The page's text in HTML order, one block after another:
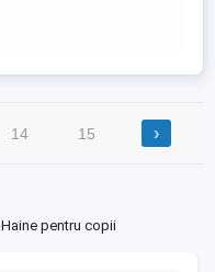
14 15 ›
Haine pentru copii